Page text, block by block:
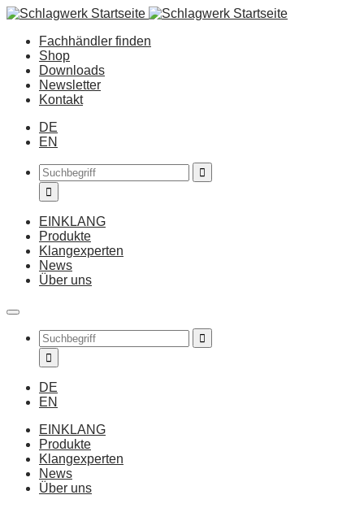
Fachhändler finden
Shop
Downloads
Newsletter
Kontakt
DE
EN
EINKLANG
Produkte
Klangexperten
News
Über uns
DE
EN
EINKLANG
Produkte
Klangexperten
News
Über uns